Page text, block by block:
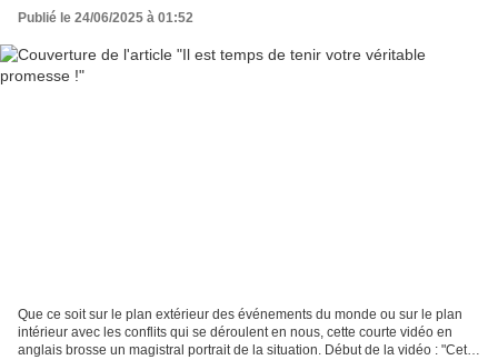
Publié le 24/06/2025 à 01:52
Que ce soit sur le plan extérieur des événements du monde ou sur le plan
intérieur avec les conflits qui se déroulent en nous, cette courte vidéo en
anglais brosse un magistral portrait de la situation. Début de la vidéo : "Cette